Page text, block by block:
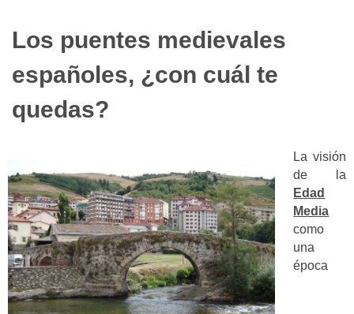
Los puentes medievales
españoles, ¿con cuál te
quedas?
La visión
de la
Edad
Media
como
una
época